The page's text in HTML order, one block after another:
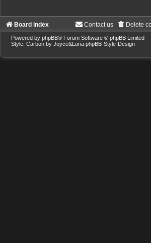
Board index Delete
Contact us
Powered by phpBB® Forum Software © phpBB Limited
Style: Carbon by Joyce&Luna phpBB-Style-Design